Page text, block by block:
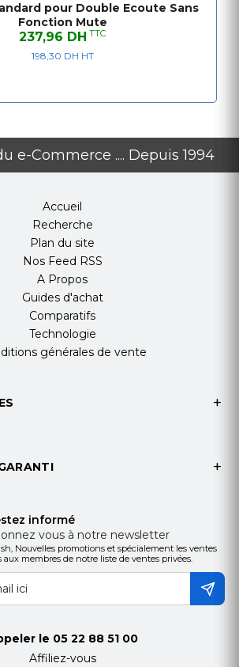
pour Double Ecoute Sans
Fonction Mute
237,96 DH TTC
198,30 DH HT
e-Commerce .... Depuis 1994
Accueil
Recherche
Plan du site
Nos Feed RSS
A Propos
Guides d'achat
Comparatifs
Technologie
générales de vente
informé
vous à notre newsletter
Nouvelles promotions et spécialement les ventes
aux membres de notre liste de ventes privées.
le 05 22 88 51 00
Affiliez-vous